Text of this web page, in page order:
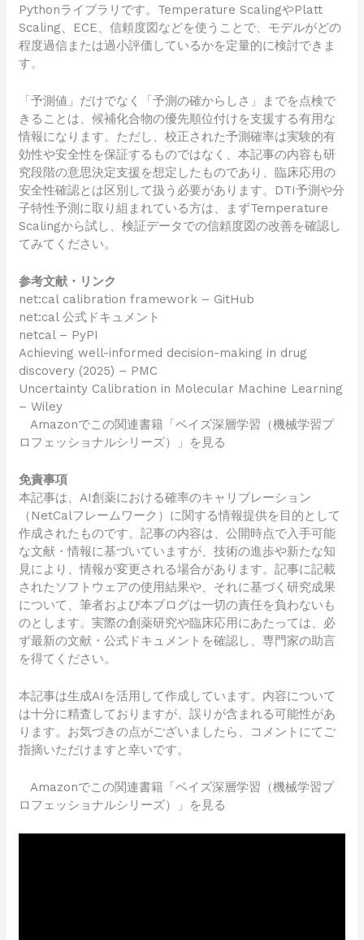
Pythonライブラリです。Temperature ScalingやPlatt
Scaling、ECE、信頼度図などを使うことで、モデルがどの
程度過信または過小評価しているかを定量的に検討できま
す。
「予測値」だけでなく「予測の確からしさ」までを点検で
きることは、候補化合物の優先順位付けを支援する有用な
情報になります。ただし、校正された予測確率は実験的有
効性や安全性を保証するものではなく、本記事の内容も研
究段階の意思決定支援を想定したものであり、臨床応用の
安全性確認とは区別して扱う必要があります。DTI予測や分
子特性予測に取り組まれている方は、まずTemperature
Scalingから試し、検証データでの信頼度図の改善を確認し
てみてください。
参考文献・リンク
net:cal calibration framework – GitHub
net:cal 公式ドキュメント
netcal – PyPI
Achieving well-informed decision-making in drug
discovery (2025) – PMC
Uncertainty Calibration in Molecular Machine Learning
– Wiley
Amazonでこの関連書籍「ベイズ深層学習（機械学習プ
ロフェッショナルシリーズ）」を見る
免責事項
本記事は、AI創薬における確率のキャリブレーション
（NetCalフレームワーク）に関する情報提供を目的として
作成されたものです。記事の内容は、公開時点で入手可能
な文献・情報に基づいていますが、技術の進歩や新たな知
見により、情報が変更される場合があります。記事に記載
されたソフトウェアの使用結果や、それに基づく研究成果
について、筆者および本ブログは一切の責任を負わないも
のとします。実際の創薬研究や臨床応用にあたっては、必
ず最新の文献・公式ドキュメントを確認し、専門家の助言
を得てください。
本記事は生成AIを活用して作成しています。内容について
は十分に精査しておりますが、誤りが含まれる可能性があ
ります。お気づきの点がございましたら、コメントにてご
指摘いただけますと幸いです。
Amazonでこの関連書籍「ベイズ深層学習（機械学習プ
ロフェッショナルシリーズ）」を見る